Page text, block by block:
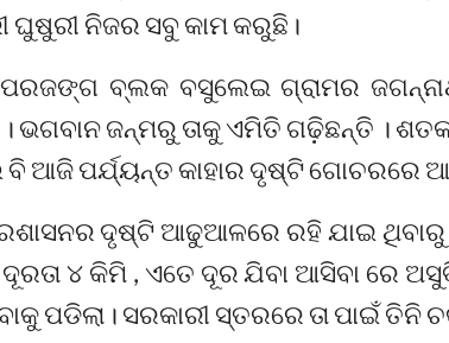
ଘୁଷୁରୀ ନିଜର ସବୁ କାମ କରୁଛି।
ପରଜଙ୍ଗ ବ୍ଲକ ବସୁଲେଇ ଗ୍ରାମର
। ଭଗବାନ ଜନ୍ମରୁ ତାକୁ ଏମିତି ଗଢ଼ିଛନ୍ତି ।
ଆଜି ପର୍ଯ୍ୟନ୍ତ କାହାର ଦୃଷ୍ଟି ଗୋଚରରେ
ଦୃଷ୍ଟି ଆଢୁଆଳରେ ରହି ଯାଇ
୪ କିମି , ଏତେ ଦୂର ଯିବା ଆସିବା ରେ
ପଡିଲା। ସରକାରୀ ସ୍ତରରେ ତା ପାଇଁ ତିନି